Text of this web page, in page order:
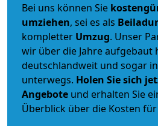
Bei uns können Sie
umziehen, sei es als
kompletter Umzug. Unser
wir über die Jahre aufgebaut
deutschlandweit und sogar
unterwegs. Holen Sie sich
Angebote und erhalten Sie
Überblick über die Kosten